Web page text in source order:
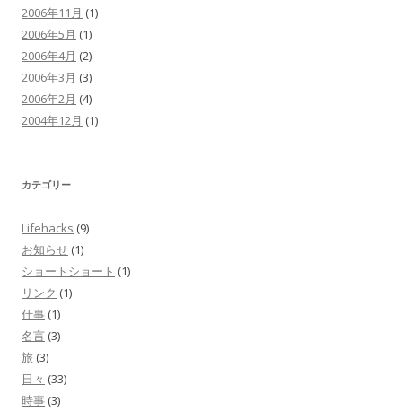
2006年11月 (1)
2006年5月 (1)
2006年4月 (2)
2006年3月 (3)
2006年2月 (4)
2004年12月 (1)
カテゴリー
Lifehacks (9)
お知らせ (1)
ショートショート (1)
リンク (1)
仕事 (1)
名言 (3)
旅 (3)
日々 (33)
時事 (3)